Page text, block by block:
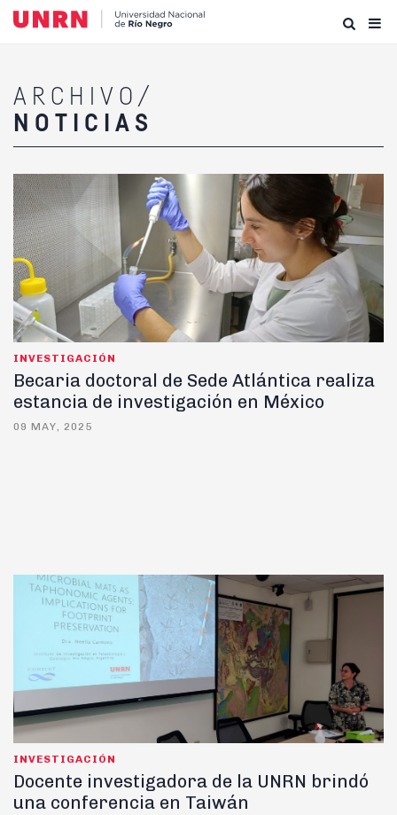
ARCHIVO/
NOTICIAS
INVESTIGACIÓN
Becaria doctoral de Sede Atlántica realiza
estancia de investigación en México
09 MAY, 2025
INVESTIGACIÓN
Docente investigadora de la UNRN brindó
una conferencia en Taiwán